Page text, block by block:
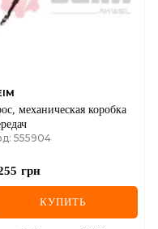
механическая коробка
555904
грн
КУПИТЬ